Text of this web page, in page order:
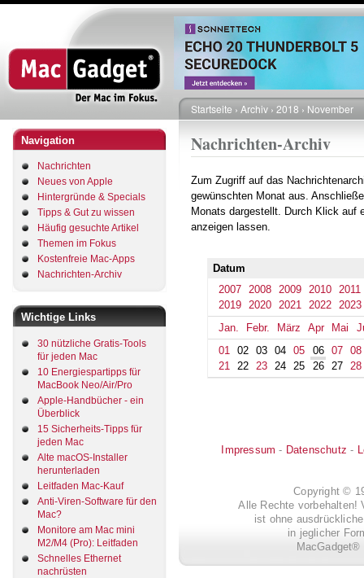
Direkt
zum
Inhalt
Navigation
Nachrichten
Neues von Apple
Hintergründe & Specials
Tipps & Gut zu wissen
Häufig gesuchte Artikel
Themen im Fokus
Kostenfreie Mac-Apps
Nachrichten-Archiv
Wichtige Links
30 nützliche Gratis-Tools
für jeden Mac
10 Energiespartipps für
MacBook Neo/Air/Pro
Apple-Handbücher - ein
Überblick
15 Sicherheits-Tipps für
jeden Mac
Alte macOS-Installer
herunterladen
Leitfaden Mac-Kauf
Anti-Viren-Software für den
Mac?
Monitore am Mac mini
M2/M4 (Pro): Leitfaden
Schnelles Ethernet
nachrüsten
Pfadnavigation
Startseite Archiv 2018 November
Nachrichten-Archiv
Zum Zugriff auf das
gewünschten Monat aus.
Monats dargestellt. Durch Klick auf
anzeigen lassen.
Datum
2007
2008 2009 2010
2011
2019
2020 2021 2022
2023
Jan.
Febr. März Apr Mai
01
02 03 04 05 06 07
08
21
22 23 24 25 26 27 28
Impressum - Datenschutz -
Copyright ©
Alle Rechte vorbehalten!
ist ohne
in jeglicher
MacGadget®